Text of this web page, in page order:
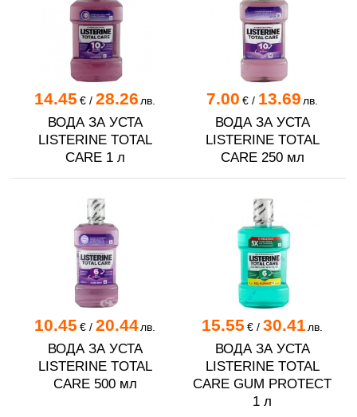
14.45 €/ 28.26 лв.
ВОДА ЗА УСТА
LISTERINE TOTAL
CARE 1 л
7.00 €/ 13.69 лв.
ВОДА ЗА УСТА
LISTERINE TOTAL
CARE 250 мл
10.45 €/ 20.44лв.
ВОДА ЗА УСТА
LISTERINE TOTAL
CARE 500 мл
15.55 €/ 30.41лв.
ВОДА ЗА УСТА
LISTERINE TOTAL
CARE GUM PROTECT
1 л